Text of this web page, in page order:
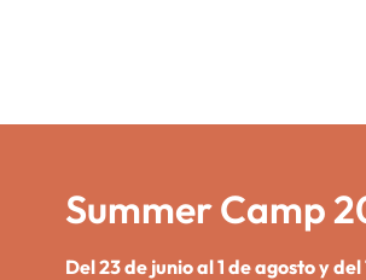
Summer Camp
Del 23 de junio al 1 de agosto y del